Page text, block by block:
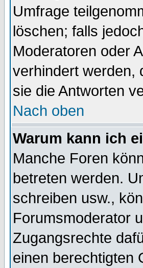
Umfrage
löschen; falls
Moderatoren oder
verhindert werden,
sie die Antworten
Nach oben
Warum kann ich
Manche Foren
betreten werden.
schreiben usw.,
Forumsmoderator
Zugangsrechte
einen berechtigten